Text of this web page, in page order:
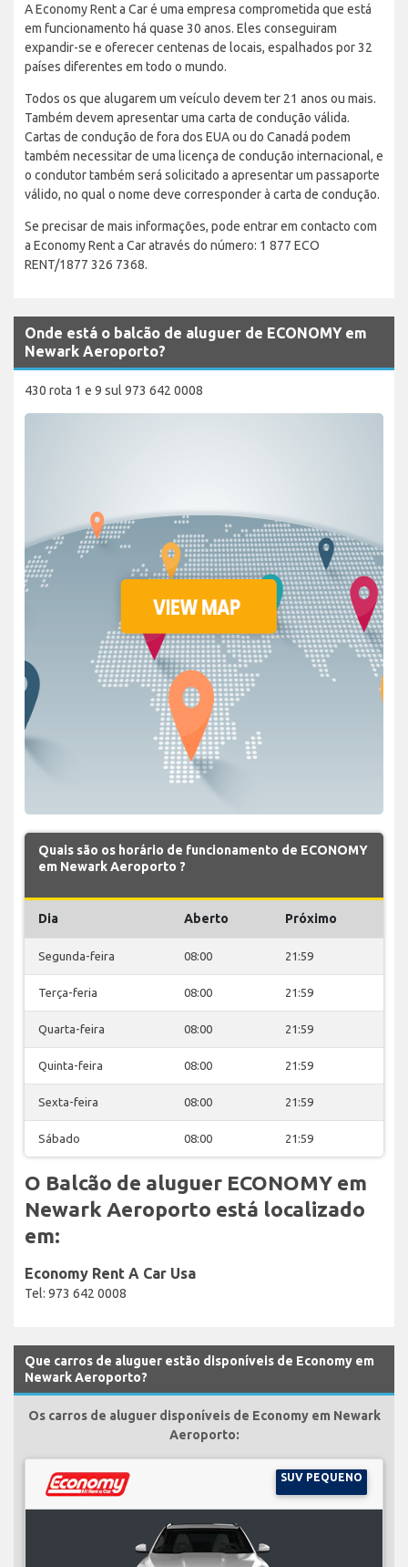
A Economy Rent a Car é uma empresa comprometida que está
em funcionamento há quase 30 anos. Eles conseguiram
expandir-se e oferecer centenas de locais, espalhados por 32
países diferentes em todo o mundo.
Todos os que alugarem um veículo devem ter 21 anos ou mais.
Também devem apresentar uma carta de condução válida.
Cartas de condução de fora dos EUA ou do Canadá podem
também necessitar de uma licença de condução internacional, e
o condutor também será solicitado a apresentar um passaporte
válido, no qual o nome deve corresponder à carta de condução.
Se precisar de mais informações, pode entrar em contacto com
a Economy Rent a Car através do número: 1 877 ECO
RENT/1877 326 7368.
Onde está o balcão de aluguer de ECONOMY em
Newark Aeroporto?
430 rota 1 e 9 sul 973 642 0008
Quais são os horário de funcionamento de ECONOMY
em Newark Aeroporto ?
Dia Aberto Próximo
Segunda-feira 08:00 21:59
Terça-feria 08:00 21:59
Quarta-feira 08:00 21:59
Quinta-feira 08:00 21:59
Sexta-feira 08:00 21:59
Sábado 08:00 21:59
O Balcão de aluguer ECONOMY em
Newark Aeroporto está localizado
em:
Economy Rent A Car Usa
Tel: 973 642 0008
Que carros de aluguer estão disponíveis de Economy em
Newark Aeroporto?
Os carros de aluguer disponíveis de Economy em Newark
Aeroporto:
SUV PEQUENO